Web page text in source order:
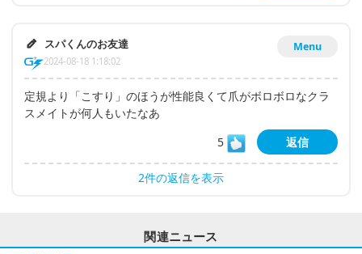
Menu
スパくんのお友達
2024-08-18 1:18:02
定規より「こすり」のほうが性能良くて爪がボロボロなクラ
スメイトが何人もいたなあ
5
返信
2件の返信を表示
関連ニュース